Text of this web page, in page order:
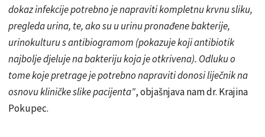
dokaz infekcije potrebno je napraviti kompletnu krvnu sliku,
pregleda urina, te, ako su u urinu pronađene bakterije,
urinokulturu s antibiogramom (pokazuje koji antibiotik
najbolje djeluje na bakteriju koja je otkrivena). Odluku o
tome koje pretrage je potrebno napraviti donosi liječnik na
osnovu kliničke slike pacijenta", objašnjava nam dr. Krajina
Pokupec.